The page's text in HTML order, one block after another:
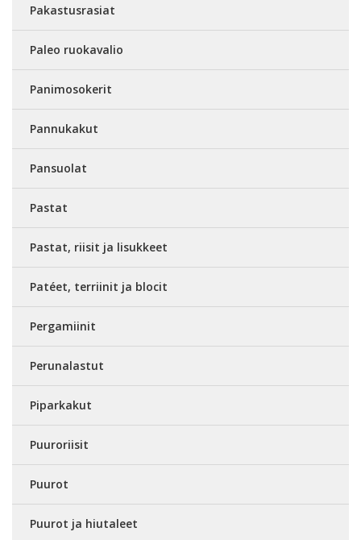
Pakastusrasiat
Paleo ruokavalio
Panimosokerit
Pannukakut
Pansuolat
Pastat
Pastat, riisit ja lisukkeet
Patéet, terriinit ja blocit
Pergamiinit
Perunalastut
Piparkakut
Puuroriisit
Puurot
Puurot ja hiutaleet